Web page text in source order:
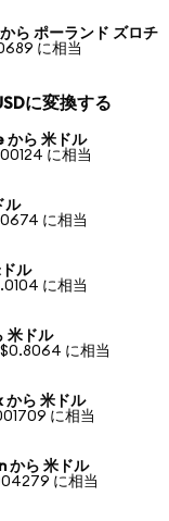
ら ポーランド ズロチ
に相当
に変換する
ら 米ドル
に相当
ル
に相当
ル
に相当
米ドル
に相当
ら 米ドル
に相当
から 米ドル
に相当